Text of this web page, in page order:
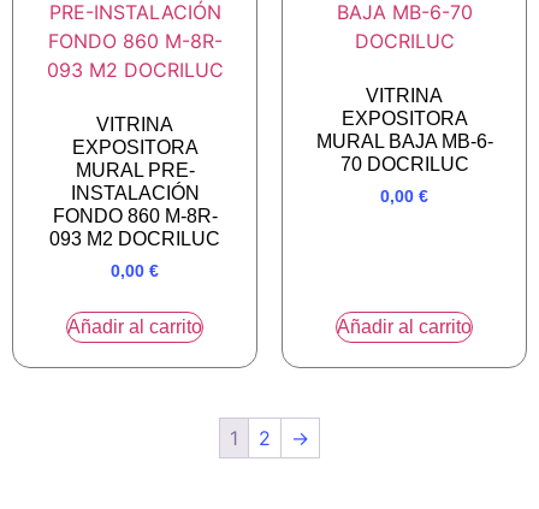
VITRINA
EXPOSITORA
MURAL PRE-
INSTALACIÓN
FONDO 860 M-8R-
093 M2 DOCRILUC
0,00 €
Añadir al carrito
VITRINA
EXPOSITORA
MURAL BAJA MB-6-
70 DOCRILUC
0,00 €
Añadir al carrito
1 2 →